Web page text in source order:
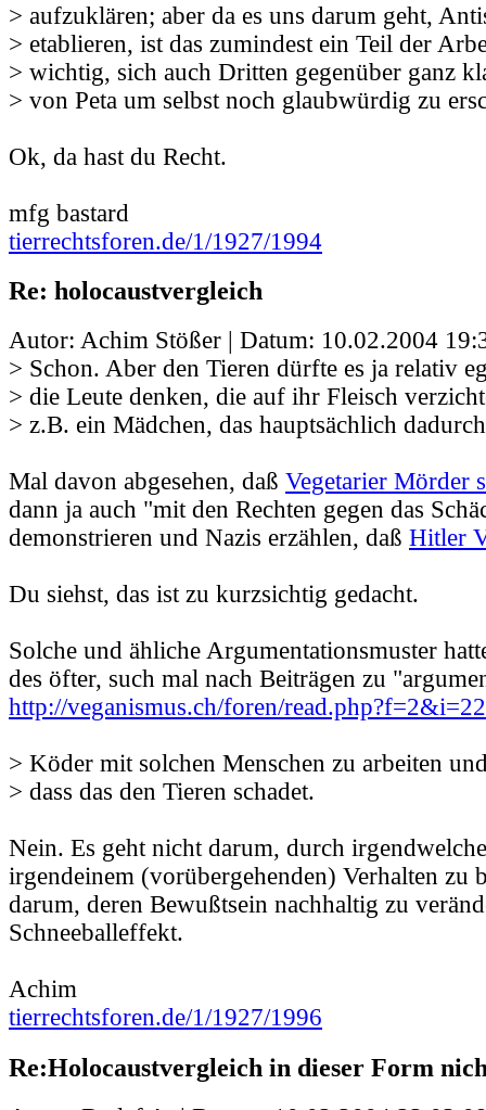
> aufzuklären; aber da es uns darum geht,
> etablieren, ist das zumindest ein Teil der
> wichtig, sich auch Dritten gegenüber ganz
> von Peta um selbst noch glaubwürdig zu
Ok, da hast du Recht.
mfg bastard
tierrechtsforen.de/1/1927/1994
Re: holocaustvergleich
Autor: Achim Stößer | Datum: 10.02.2004
> Schon. Aber den Tieren dürfte es ja relativ
> die Leute denken, die auf ihr Fleisch
> z.B. ein Mädchen, das hauptsächlich
Mal davon abgesehen, daß Vegetarier Mörder
dann ja auch "mit den Rechten gegen das
demonstrieren und Nazis erzählen, daß Hitler
Du siehst, das ist zu kurzsichtig gedacht.
Solche und ähliche Argumentationsmuster
des öfter, such mal nach Beiträgen zu
http://veganismus.ch/foren/
> Köder mit solchen Menschen zu arbeiten
> dass das den Tieren schadet.
Nein. Es geht nicht darum, durch
irgendeinem (vorübergehenden) Verhalten zu
darum, deren Bewußtsein nachhaltig zu
Schneeballeffekt.
Achim
tierrechtsforen.de/1/1927/1996
Re:Holocaustvergleich in dieser Form